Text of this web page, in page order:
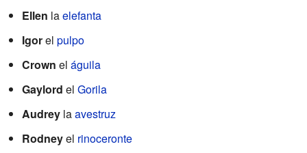
Ellen laelefanta
Igorel pulpo
Crown el águila
Gaylord el Gorila
Audrey laavestruz
Rodneyel rinoceronte